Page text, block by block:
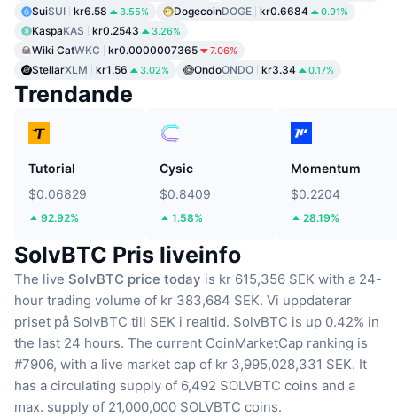
SuiSUI kr6.58 3.55% DogecoinDOGE kr0.6684 0.91%
KaspaKAS kr0.2543 3.26%
Wiki CatWKC kr0.0000007365 7.06%
StellarXLM kr1.56 3.02% OndoONDO kr3.34 0.17%
Trendande
Tutorial
$0.06829
92.92%
Cysic
$0.8409
1.58%
Momentum
$0.2204
28.19%
SolvBTC Pris liveinfo
The live SolvBTC price today is kr 615,356 SEK with a 24-
hour trading volume of kr 383,684 SEK. Vi uppdaterar
priset på SolvBTC till SEK i realtid. SolvBTC is up 0.42% in
the last 24 hours. The current CoinMarketCap ranking is
#7906, with a live market cap of kr 3,995,028,331 SEK. It
has a circulating supply of 6,492 SOLVBTC coins and a
max. supply of 21,000,000 SOLVBTC coins.